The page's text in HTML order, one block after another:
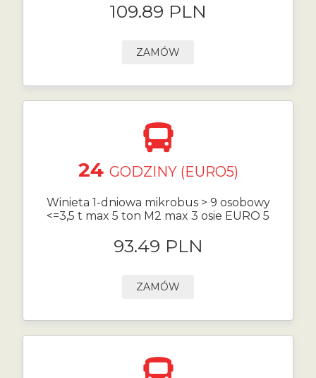
109.89 PLN
ZAMÓW
24 GODZINY (EURO5)
Winieta 1-dniowa mikrobus > 9 osobowy
<=3,5 t max 5 ton M2 max 3 osie EURO 5
93.49 PLN
ZAMÓW